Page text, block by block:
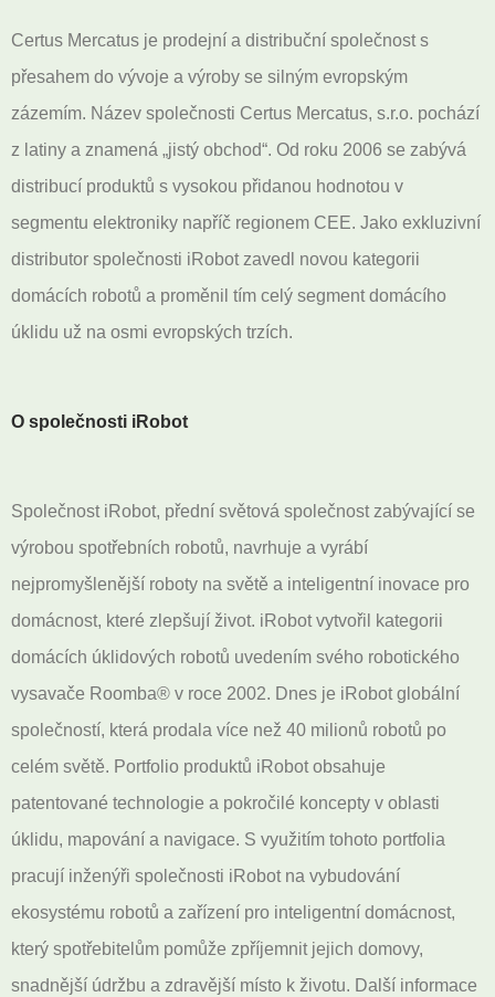
Certus Mercatus je prodejní a distribuční společnost s
přesahem do vývoje a výroby se silným evropským
zázemím. Název společnosti Certus Mercatus, s.r.o. pochází
z latiny a znamená „jistý obchod“. Od roku 2006 se zabývá
distribucí produktů s vysokou přidanou hodnotou v
segmentu elektroniky napříč regionem CEE. Jako exkluzivní
distributor společnosti iRobot zavedl novou kategorii
domácích robotů a proměnil tím celý segment domácího
úklidu už na osmi evropských trzích.
O společnosti iRobot
Společnost iRobot, přední světová společnost zabývající se
výrobou spotřebních robotů, navrhuje a vyrábí
nejpromyšlenější roboty na světě a inteligentní inovace pro
domácnost, které zlepšují život. iRobot vytvořil kategorii
domácích úklidových robotů uvedením svého robotického
vysavače Roomba® v roce 2002. Dnes je iRobot globální
společností, která prodala více než 40 milionů robotů po
celém světě. Portfolio produktů iRobot obsahuje
patentované technologie a pokročilé koncepty v oblasti
úklidu, mapování a navigace. S využitím tohoto portfolia
pracují inženýři společnosti iRobot na vybudování
ekosystému robotů a zařízení pro inteligentní domácnost,
který spotřebitelům pomůže zpříjemnit jejich domovy,
snadnější údržbu a zdravější místo k životu. Další informace